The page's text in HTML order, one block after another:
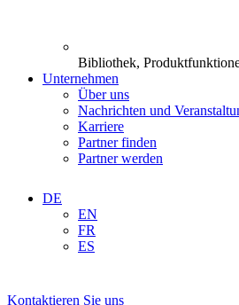
Bibliothek,
Unternehmen
Über uns
Nachrichten und
Karriere
Partner finden
Partner werden
DE
EN
FR
ES
Kontaktieren Sie uns